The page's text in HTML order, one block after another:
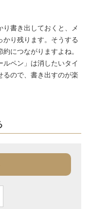
書き出しておくと、メ
かり残ります。そうする
につながりますよね。
ルペン」は消したいタイ
るので、書き出すのが楽